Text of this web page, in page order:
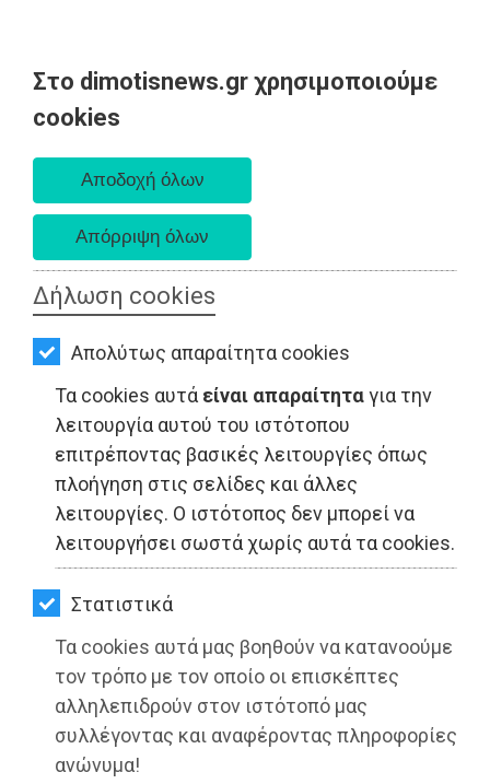
Στο dimotisnews.gr χρησιμοποιούμε
cookies
Δήλωση cookies
Απολύτως απαραίτητα cookies
Τα cookies αυτά είναι απαραίτηταγια την
λειτουργία αυτού του ιστότοπου
επιτρέποντας βασικές λειτουργίες όπως
πλοήγηση στις σελίδες και άλλες
λειτουργίες. Ο ιστότοπος δεν μπορεί να
λειτουργήσει σωστά χωρίς αυτά τα cookies.
Στατιστικά
Τα cookies αυτά μας βοηθούν να κατανοούμε
τον τρόπο με τον οποίο οι επισκέπτες
αλληλεπιδρούν στον ιστότοπό μας
συλλέγοντας και αναφέροντας πληροφορίες
ανώνυμα!
AΡΧΙΚΗ
ΕΙΔΗΣΕΙΣ
ΠΟΛΙΤΙΚΗ
ΤΟΠΙΚΗ
ΑΥΤΟΔΙΟΙΚΗΣΗ
ΟΙΚΟΝΟΜΙΑ
ΑΘΛΗΤΙΣΜΟΣ
ΠΟΛΙΤΙΣΜΟΣ
ΣΠΙΤΙ-
ΚΗΠΟΣ
ΥΓΕΙΑ
LIFESTYLE
ΤΑΞΙΔΙΑ
ΕΞΟΔΟΣ
ΠΕΡΙΒΑΛΛΟΝ
ΠΕΡΙΒΑΛΛΟΝ - Παιανία
Παιανία: 200 νέα δέντρα φυτεύτηκαν
στην παλαιά χωματερή
Διαβάστηκε 4135 φορές